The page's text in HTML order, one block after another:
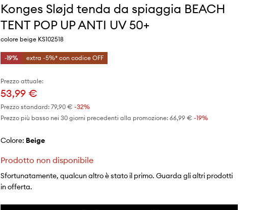
Konges Sløjd tenda da spiaggia BEACH
TENT POP UP ANTI UV 50+
colore beige KS102518
-19% extra -5%* con codice OFF
Prezzo attuale:
53,99 €
Prezzo standard: 79,90 € -32%
Prezzo più basso nei 30 giorni precedenti alla promozione: 66,99 € -19%
Colore: beige
Prodotto non disponibile
Sfortunatamente, qualcun altro è stato il primo. Guarda gli altri prodotti
in offerta.